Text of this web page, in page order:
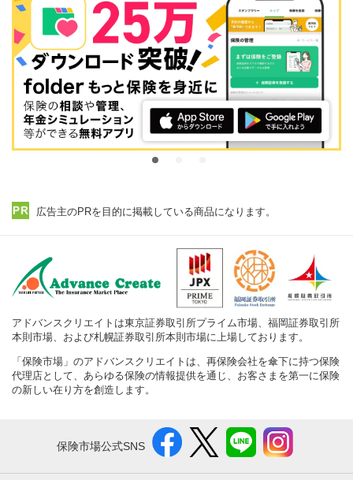
広告主のPRを目的に掲載している商品になります。
アドバンスクリエイトは東京証券取引所プライム市場、福岡証券取引所
本則市場、および札幌証券取引所本則市場に上場しております。
「保険市場」のアドバンスクリエイトは、再保険会社を傘下に持つ保険
代理店として、あらゆる保険の情報提供を通じ、お客さまを第一に保険
の新しい在り方を創造します。
保険市場公式SNS